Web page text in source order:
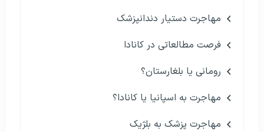
مهاجرت دستیار دندانپزشک
فرصت مطالعاتی در کانادا
رومانی یا بلغارستان؟
مهاجرت به اسپانیا یا کانادا؟
مهاجرت پزشک به بلژیک